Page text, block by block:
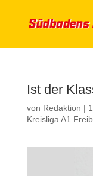
Ist der
von Redaktion |
Kreisliga A1